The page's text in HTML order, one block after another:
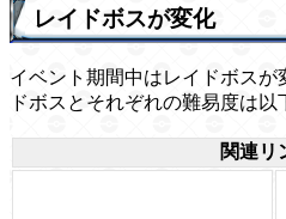
レイドボスが変化
イベント期間中はレイドボスが
ドボスとそれぞれの難易度は以
関連リ